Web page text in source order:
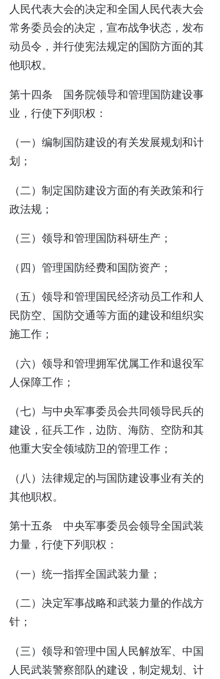
人民代表大会的决定和全国人民代表大会
常务委员会的决定，宣布战争状态，发布
动员令，并行使宪法规定的国防方面的其
他职权。
第十四条 国务院领导和管理国防建设事
业，行使下列职权：
（一）编制国防建设的有关发展规划和计
划；
（二）制定国防建设方面的有关政策和行
政法规；
（三）领导和管理国防科研生产；
（四）管理国防经费和国防资产；
（五）领导和管理国民经济动员工作和人
民防空、国防交通等方面的建设和组织实
施工作；
（六）领导和管理拥军优属工作和退役军
人保障工作；
（七）与中央军事委员会共同领导民兵的
建设，征兵工作，边防、海防、空防和其
他重大安全领域防卫的管理工作；
（八）法律规定的与国防建设事业有关的
其他职权。
第十五条 中央军事委员会领导全国武装
力量，行使下列职权：
（一）统一指挥全国武装力量；
（二）决定军事战略和武装力量的作战方
针；
（三）领导和管理中国人民解放军、中国
人民武装警察部队的建设，制定规划、计